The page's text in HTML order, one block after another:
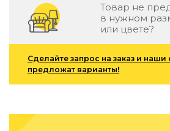
Уличная и садовая мебель
Фитнес и wellness-оборудование
Коллекции
ROOM — Modern
INTERRA — Soft Modern
ARTOPIA — Mid-Century
Все коллекции мебели
Товар не
в нужном
или цвете?
Сделайте запрос на заказ и
предложат варианты!